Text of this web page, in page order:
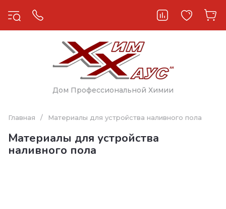
Дом Профессиональной Химии
Главная / Материалы для устройства наливного пола
Материалы для устройства
наливного пола